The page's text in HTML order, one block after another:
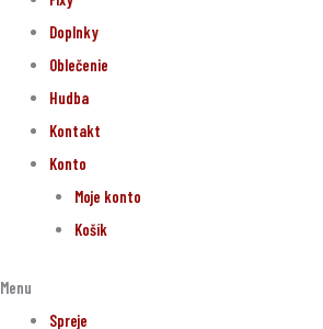
Doplnky
Oblečenie
Hudba
Kontakt
Konto
Moje konto
Košík
Menu
Spreje